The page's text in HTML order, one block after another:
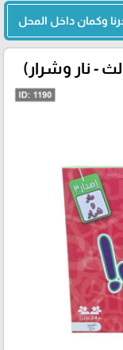
وكمان داخل المحل
- نار وشرار)